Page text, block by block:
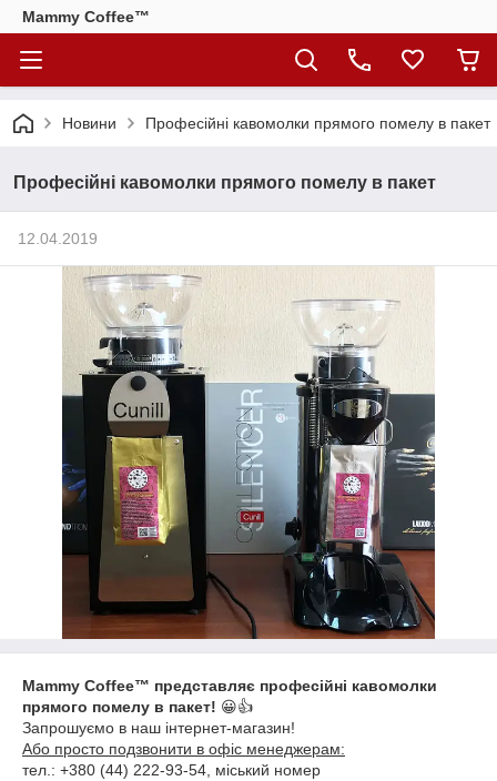
Mammy Coffee™
Новини Професійні кавомолки прямого помелу в пакет
Професійні кавомолки прямого помелу в пакет
12.04.2019
Mammy Coffee™ представляє професійні кавомолки
прямого помелу в пакет! 😀👍
Запрошуємо в наш інтернет-магазин!
Або просто подзвонити в офіс менеджерам:
тел.: +380 (44) 222-93-54, міський номер